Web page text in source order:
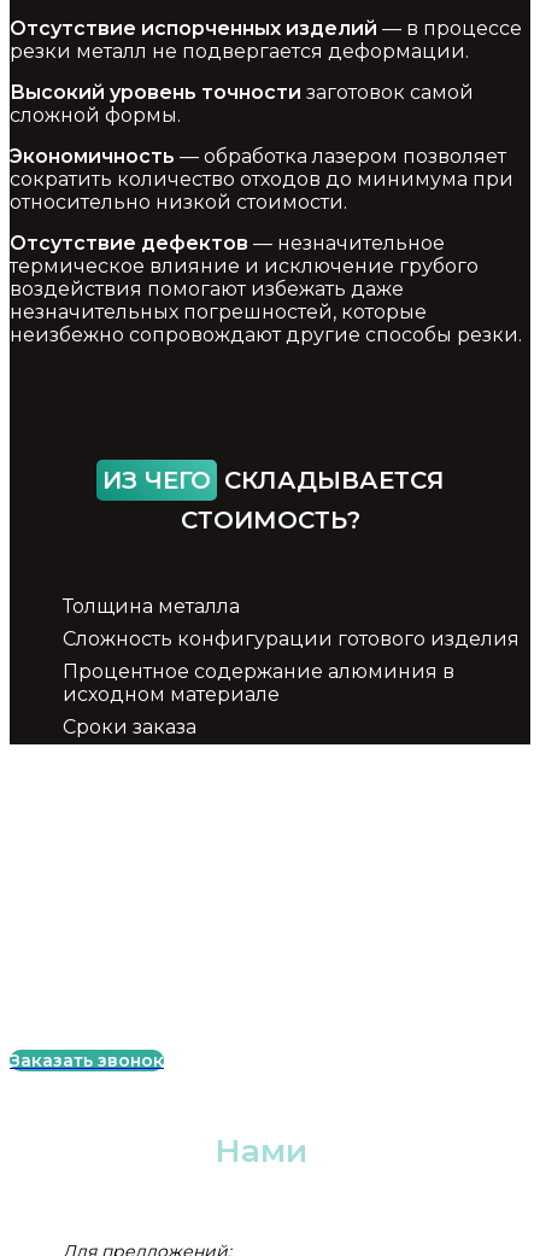
Отсутствие испорченных изделий — в процессе
резки металл не подвергается деформации.
Высокий уровень точности заготовок самой
сложной формы.
Экономичность — обработка лазером позволяет
сократить количество отходов до минимума при
относительно низкой стоимости.
Отсутствие дефектов — незначительное
термическое влияние и исключение грубого
воздействия помогают избежать даже
незначительных погрешностей, которые
неизбежно сопровождают другие способы резки.
ИЗ ЧЕГО СКЛАДЫВАЕТСЯ
СТОИМОСТЬ?
Толщина металла
Сложность конфигурации готового изделия
Процентное содержание алюминия в
исходном материале
Сроки заказа
Заказать звонок
Нами
Для предложений: